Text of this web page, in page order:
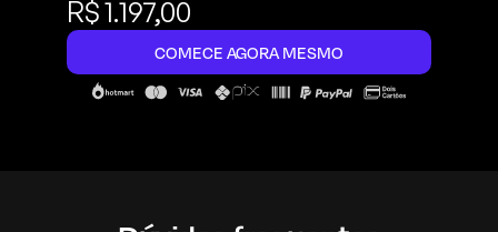
R$ 1.197,00
COMECE AGORA MESMO